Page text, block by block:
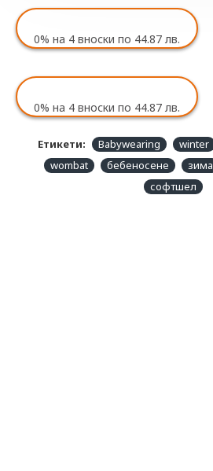
0% на 4 вноски по 44.87 лв.
0% на 4 вноски по 44.87 лв.
Етикети: Babywearing winter
wombat
бебеносене зима
софтшел